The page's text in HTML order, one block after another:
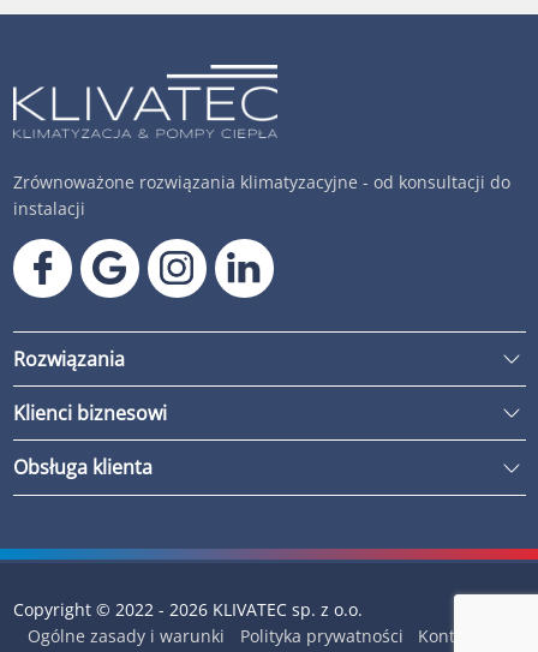
Zrównoważone rozwiązania klimatyzacyjne - od konsultacji do
instalacji
Rozwiązania
Klienci biznesowi
Obsługa klienta
Copyright © 2022 - 2026 KLIVATEC sp. z o.o.
Ogólne zasady i warunki
Polityka prywatności Kontakt